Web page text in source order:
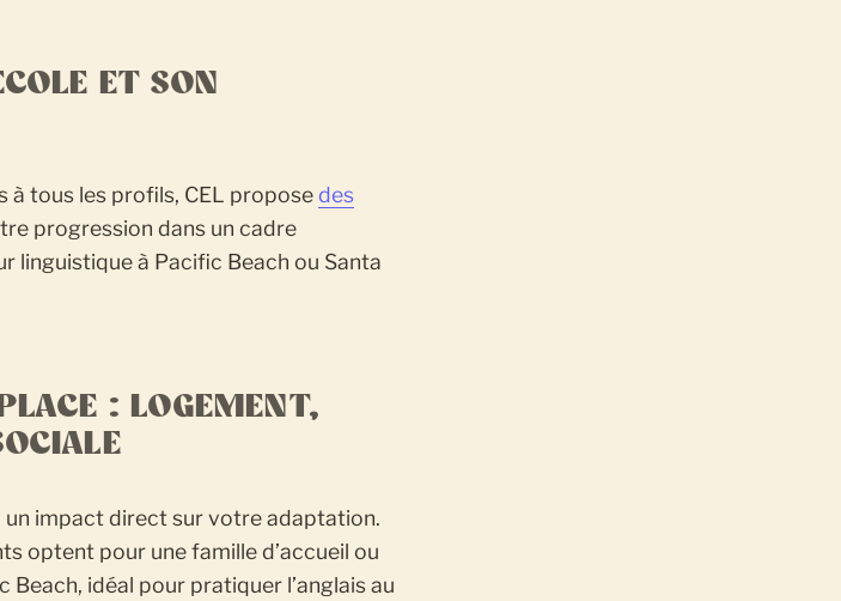
ET SON
à tous les profils, CEL propose des
progression dans un cadre
linguistique à Pacific Beach ou Santa
: LOGEMENT,
impact direct sur votre adaptation.
optent pour une famille d’accueil ou
idéal pour pratiquer l’anglais au